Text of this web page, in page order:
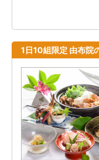
1日10組限定 由布院